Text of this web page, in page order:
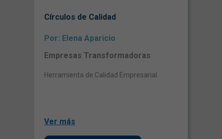
Círculos de Calidad
Por: Elena Aparicio
Empresas Transformadoras
Herramienta de Calidad Empresarial
Ver más